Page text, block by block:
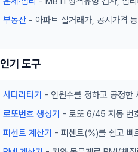
부동산 - 아파트 실거래가, 공시가격
인기 도구
사다리타기 - 인원수를 정하고 공정한
로또번호 생성기 - 로또 6/45 자동 번
퍼센트 계산기 - 퍼센트(%)를 쉽고 빠